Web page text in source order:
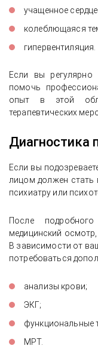
учащенное
колеблющаяся
гипервентиляция.
Если вы
помочь
опыт в этой
терапевтических
Диагностика
Если вы
лицом должен стать
психиатру или
После
медицинский
В зависимости от
потребоваться
анализы крови;
ЭКГ;
функциональные
МРТ.